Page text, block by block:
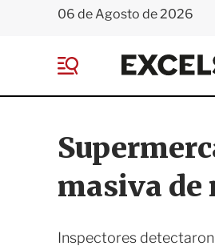
06 de Agosto de 2026
e
masiva de
Inspectores detectaron